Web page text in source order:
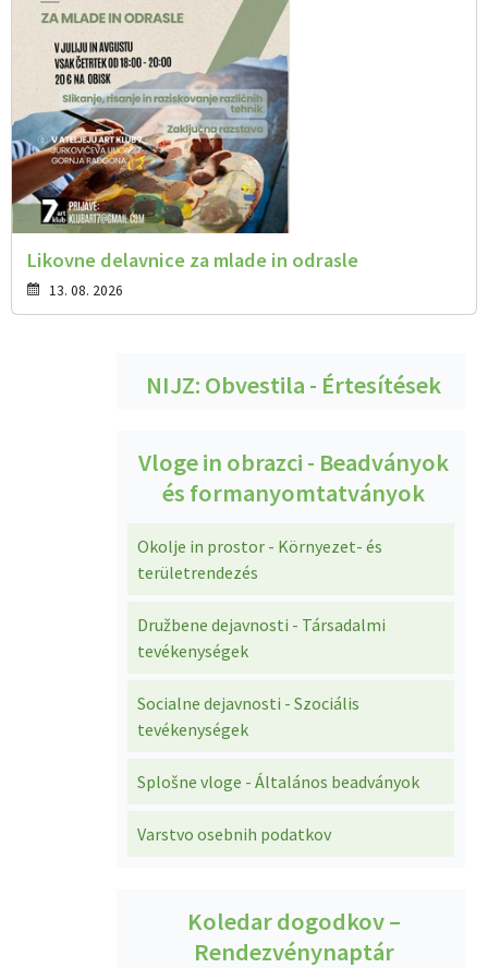
Likovne delavnice za mlade in odrasle
13. 08. 2026
NIJZ: Obvestila - Értesítések
Vloge in obrazci - Beadványok
és formanyomtatványok
Okolje in prostor - Környezet- és
területrendezés
Družbene dejavnosti - Társadalmi
tevékenységek
Socialne dejavnosti - Szociális
tevékenységek
Splošne vloge - Általános beadványok
Varstvo osebnih podatkov
Koledar dogodkov –
Rendezvénynaptár